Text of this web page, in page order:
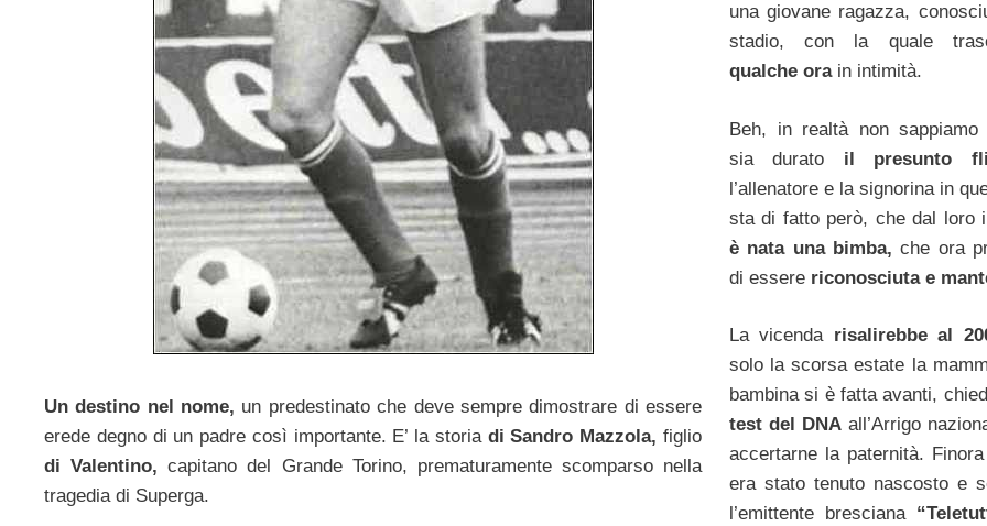
Un destino nel nome, un predestinato che deve sempre dimostrare di essere
erede degno di un padre così importante. E’ la storia di Sandro Mazzola, figlio
di Valentino,capitano del Grande Torino, prematuramente scomparso nella
tragedia di Superga.
una giovane ragazza,
stadio, con la quale
qualche orain intimità.
Beh, in realtà non sappiamo
sia durato il presunto
l’allenatore e la signorina in
sta di fatto però, che dal loro
è nata una bimba, che ora
di essere riconosciuta e
La vicenda risalirebbe al
solo la scorsa estate la
bambina si è fatta avanti,
test del DNAall’Arrigo
accertarne la paternità.
era stato tenuto nascosto e
l’emittente bresciana